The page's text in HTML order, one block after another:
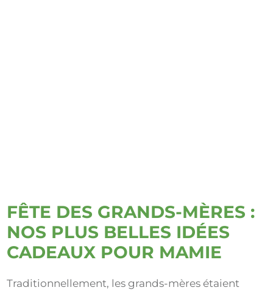
FÊTE DES GRANDS-MÈRES :
NOS PLUS BELLES IDÉES
CADEAUX POUR MAMIE
Traditionnellement, les grands-mères étaient